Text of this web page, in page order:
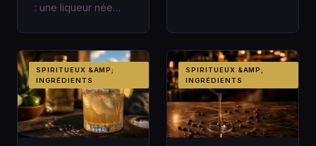
: une liqueur née
un c…
SPIRITUEUX &AMP;
INGRÉDIENTS
SPIRITUEUX &AMP;
INGRÉDIENTS